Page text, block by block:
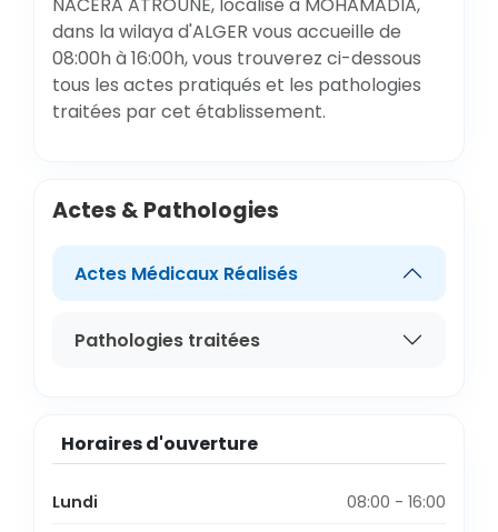
dans la wilaya d'ALGER vous accueille de
08:00h à 16:00h, vous trouverez ci-dessous
tous les actes pratiqués et les pathologies
traitées par cet établissement.
Actes & Pathologies
Actes Médicaux Réalisés
Pathologies traitées
Horaires d'ouverture
Lundi
08:00 - 16:00